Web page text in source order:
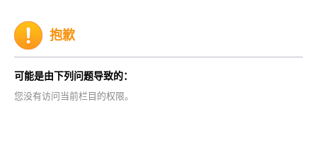
抱歉
可能是由下列问题导致的：
您没有访问当前栏目的权限。